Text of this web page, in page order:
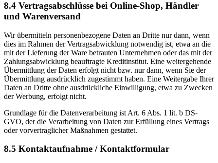
8.4 Vertragsabschlüsse bei Online-Shop, Händler
und Warenversand
Wir übermitteln personenbezogene Daten an Dritte nur dann, wenn
dies im Rahmen der Vertragsabwicklung notwendig ist, etwa an die
mit der Lieferung der Ware betrauten Unternehmen oder das mit der
Zahlungsabwicklung beauftragte Kreditinstitut. Eine weitergehende
Übermittlung der Daten erfolgt nicht bzw. nur dann, wenn Sie der
Übermittlung ausdrücklich zugestimmt haben. Eine Weitergabe Ihrer
Daten an Dritte ohne ausdrückliche Einwilligung, etwa zu Zwecken
der Werbung, erfolgt nicht.
Grundlage für die Datenverarbeitung ist Art. 6 Abs. 1 lit. b DS-
GVO, der die Verarbeitung von Daten zur Erfüllung eines Vertrags
oder vorvertraglicher Maßnahmen gestattet.
8.5 Kontaktaufnahme / Kontaktformular